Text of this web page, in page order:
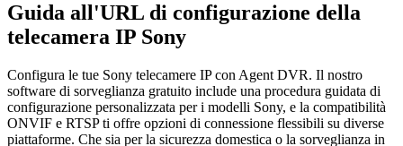
Guida all'URL di configurazione della
telecamera IP Sony
Configura le tue Sony telecamere IP con Agent DVR. Il nostro
software di sorveglianza gratuito include una procedura guidata di
configurazione personalizzata per i modelli Sony, e la compatibilità
ONVIF e RTSP ti offre opzioni di connessione flessibili su diverse
piattaforme. Che sia per la sicurezza domestica o la sorveglianza in